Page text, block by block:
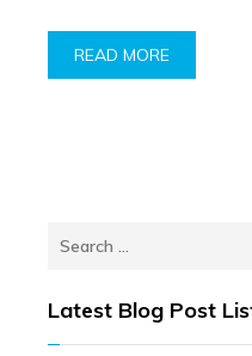
READ MORE
Search
Latest Blog Post